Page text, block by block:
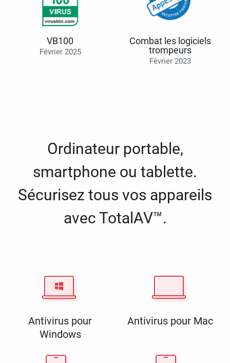
VB100
Février 2025
Combat les logiciels
trompeurs
Février 2023
Ordinateur portable,
smartphone ou tablette.
Sécurisez tous vos appareils
avec TotalAV™.
Antivirus pour
Windows
Antivirus pour Mac